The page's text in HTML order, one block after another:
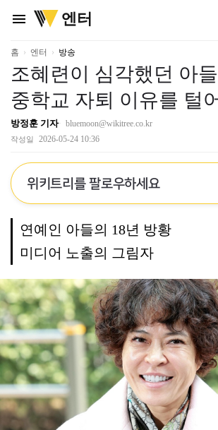
menu
위
키
리
엔터
홈 엔터 방송
조혜련이 심각했던 아
중학교 자퇴 이유를 털
방정훈 기자 bluemoon@wikitree.co.kr
작성일 2026-05-24 10:36
위키트리를 팔로우하세요
연예인 아들의 18년 방황
미디어 노출의 그림자